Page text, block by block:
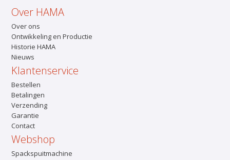
Over HAMA
Over ons
Ontwikkeling en Productie
Historie HAMA
Nieuws
Klantenservice
Bestellen
Betalingen
Verzending
Garantie
Contact
Webshop
Spackspuitmachine